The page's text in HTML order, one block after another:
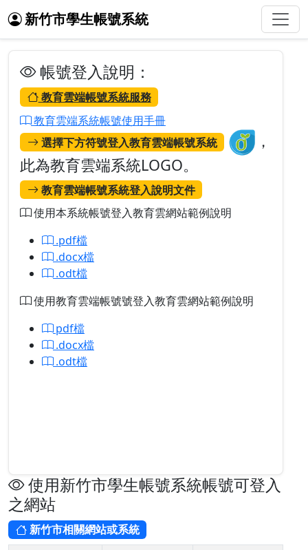
新竹市學生帳號系統
帳號登入說明：
教育雲端帳號系統服務
教育雲端系統帳號使用手冊
選擇下方符號登入教育雲端帳號系統
，
此為教育雲端系統LOGO。
教育雲端帳號系統登入說明文件
使用本系統帳號登入教育雲網站範例說明
.pdf檔
.docx檔
.odt檔
使用教育雲端帳號號登入教育雲網站範例說明
pdf檔
.docx檔
.odt檔
使用新竹市學生帳號系統帳號可登入
之網站
新竹市相關網站或系統